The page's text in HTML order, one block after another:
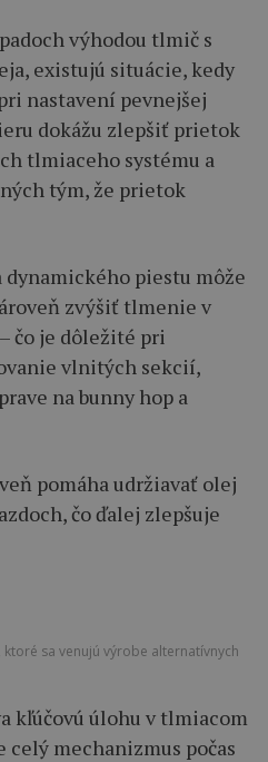
výhodou tlmič s
existujú situácie, kedy
nastavení pevnejšej
dokážu zlepšiť prietok
tlmiaceho systému a
tým, že prietok
piestu môže
zvýšiť tlmenie v
čo je dôležité pri
vlnitých sekcií,
na bunny hop a
pomáha udržiavať olej
čo ďalej zlepšuje
sa venujú výrobe alternatívnych
kľúčovú úlohu v tlmiacom
celý mechanizmus počas